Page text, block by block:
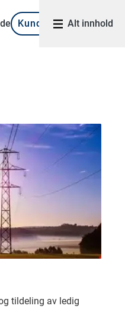
KundeportalAlt innhold
tildeling av ledig